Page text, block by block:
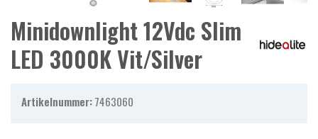
Minidownlight 12Vdc Slim
LED 3000K Vit/Silver
Artikelnummer:7463060